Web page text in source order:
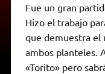
Fue un gran
Hizo el trabajo
que demuestra el
ambos planteles.
«Torito» pero